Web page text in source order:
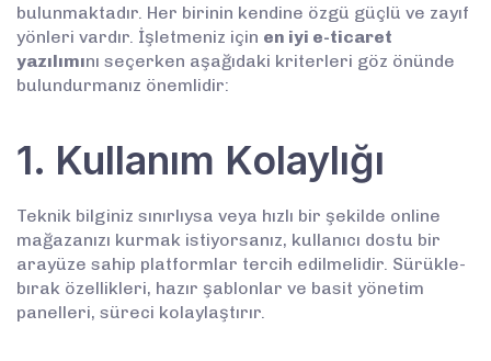
bulunmaktadır. Her birinin kendine özgü güçlü ve zayıf
yönleri vardır. İşletmeniz için en iyi e-ticaret
yazılımını seçerken aşağıdaki kriterleri göz önünde
bulundurmanız önemlidir:
1. Kullanım Kolaylığı
Teknik bilginiz sınırlıysa veya hızlı bir şekilde online
mağazanızı kurmak istiyorsanız, kullanıcı dostu bir
arayüze sahip platformlar tercih edilmelidir. Sürükle-
bırak özellikleri, hazır şablonlar ve basit yönetim
panelleri, süreci kolaylaştırır.